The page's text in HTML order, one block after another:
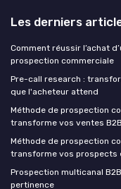
Les derniers
Comment réussir l’achat
prospection commerciale
Pre-call research :
que l'acheteur attend
Méthode de prospection
transforme vos ventes B2B
Méthode de prospection
transforme vos prospects
Prospection multicanal
pertinence